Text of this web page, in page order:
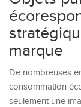
marque
De nombreuses
consommation
seulement une